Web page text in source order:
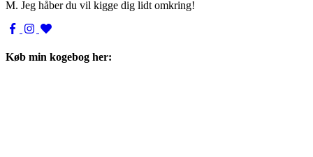
M. Jeg håber du vil kigge dig lidt omkring!
Køb min kogebog her: